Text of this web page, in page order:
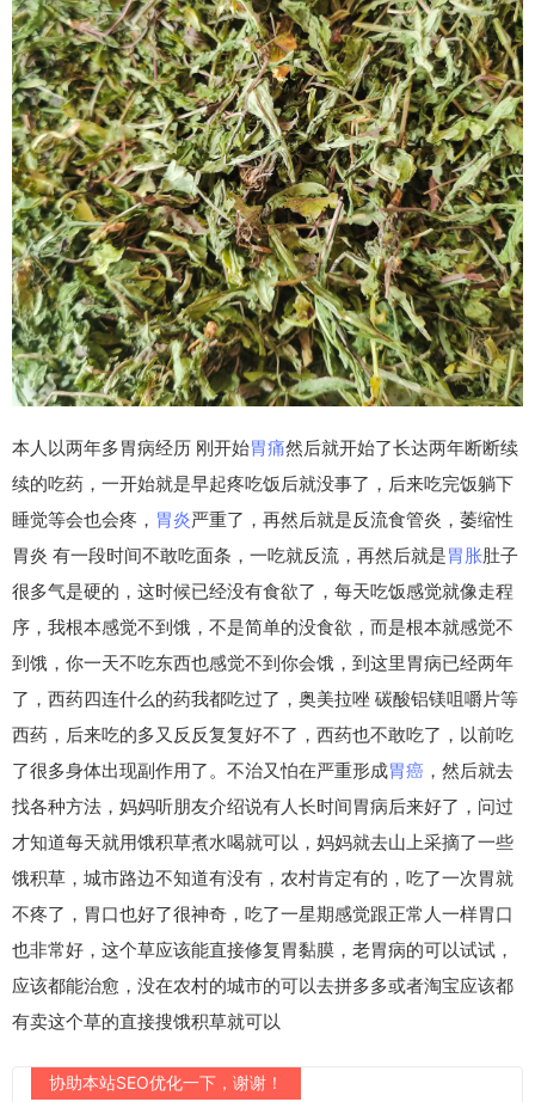
本人以两年多胃病经历 刚开始胃痛然后就开始了长达两年断断续
续的吃药，一开始就是早起疼吃饭后就没事了，后来吃完饭躺下
睡觉等会也会疼， 胃炎严重了，再然后就是反流食管炎，萎缩性
胃炎 有一段时间不敢吃面条，一吃就反流，再然后就是胃胀肚子
很多气是硬的，这时候已经没有食欲了，每天吃饭感觉就像走程
序，我根本感觉不到饿，不是简单的没食欲，而是根本就感觉不
到饿，你一天不吃东西也感觉不到你会饿，到这里胃病已经两年
了，西药四连什么的药我都吃过了，奥美拉唑 碳酸铝镁咀嚼片等
西药，后来吃的多又反反复复好不了，西药也不敢吃了，以前吃
了很多身体出现副作用了。不治又怕在严重形成胃癌 ，然后就去
找各种方法，妈妈听朋友介绍说有人长时间胃病后来好了，问过
才知道每天就用饿积草煮水喝就可以，妈妈就去山上采摘了一些
饿积草，城市路边不知道有没有，农村肯定有的，吃了一次胃就
不疼了，胃口也好了很神奇，吃了一星期感觉跟正常人一样胃口
也非常好，这个草应该能直接修复胃黏膜，老胃病的可以试试，
应该都能治愈，没在农村的城市的可以去拼多多或者淘宝应该都
有卖这个草的直接搜饿积草就可以
协助本站SEO优化一下，谢谢！